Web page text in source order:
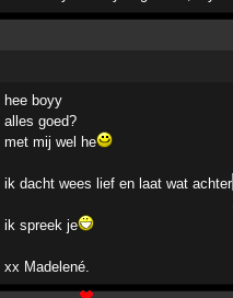
hee boyy
alles goed?
met mij wel he
ik dacht wees lief en laat wat achter
ik spreek je
xx Madelené.